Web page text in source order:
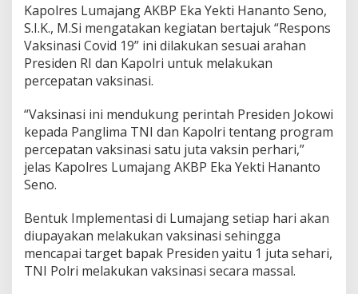
V
a
k
i
n
s
i
C
o
v
1
9
S
e
Kapolres Lumajang AKBP Eka Yekti Hananto Seno,
S.I.K., M.Si mengatakan kegiatan bertajuk “Respons
Vaksinasi Covid 19” ini dilakukan sesuai arahan
Presiden RI dan Kapolri untuk melakukan
percepatan vaksinasi.
“Vaksinasi ini mendukung perintah Presiden Jokowi
kepada Panglima TNI dan Kapolri tentang program
percepatan vaksinasi satu juta vaksin perhari,”
jelas Kapolres Lumajang AKBP Eka Yekti Hananto
Seno.
Bentuk Implementasi di Lumajang setiap hari akan
diupayakan melakukan vaksinasi sehingga
mencapai target bapak Presiden yaitu 1 juta sehari,
TNI Polri melakukan vaksinasi secara massal.